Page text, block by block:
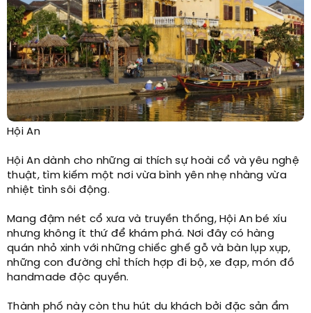
Hội An​
Hội An dành cho những ai thích sự hoài cổ và yêu nghệ
thuật, tìm kiếm một nơi vừa bình yên nhẹ nhàng vừa
nhiệt tình sôi động.
Mang đậm nét cổ xưa và truyền thống, Hội An bé xíu
nhưng không ít thứ để khám phá. Nơi đây có hàng
quán nhỏ xinh với những chiếc ghế gỗ và bàn lụp xụp,
những con đường chỉ thích hợp đi bộ, xe đạp, món đồ
handmade độc quyền.
Thành phố này còn thu hút du khách bởi đặc sản ẩm